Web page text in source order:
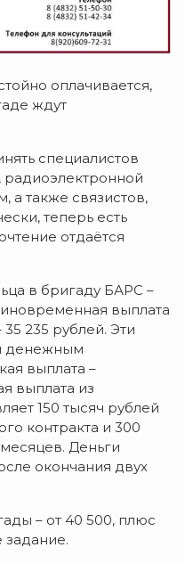
оплачивается,
ждут
специалистов
а также связистов,
теперь есть
отдаётся
в бригаду БАРС –
выплата
235 рублей. Эти
денежным
выплата –
выплата из
150 тысяч рублей
контракта и 300
Деньги
окончания двух
– от 40 500, плюс